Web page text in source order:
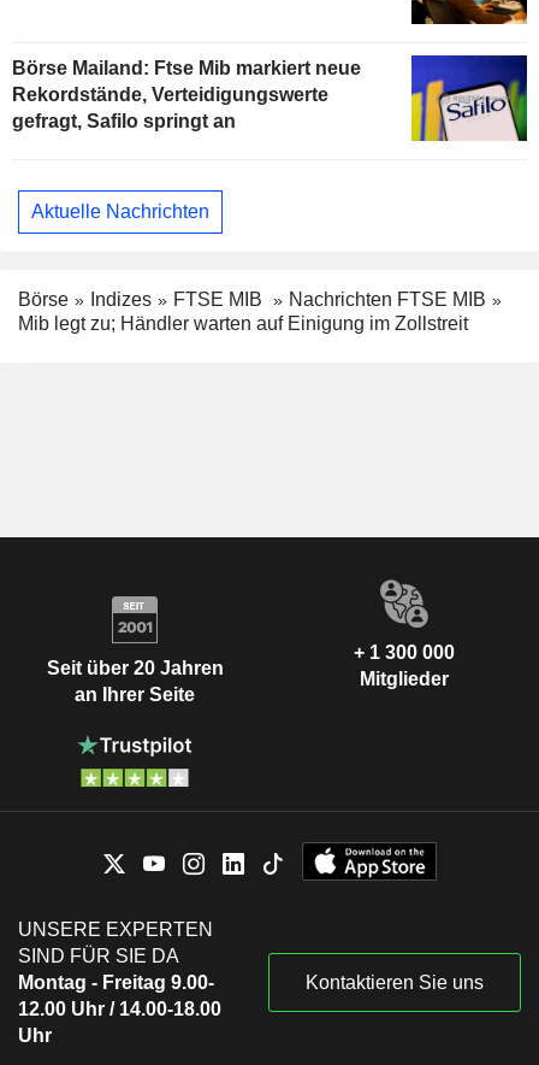
Börse Mailand: Ftse Mib markiert neue
Rekordstände, Verteidigungswerte
gefragt, Safilo springt an
Aktuelle Nachrichten
Börse Indizes FTSE MIB
Nachrichten FTSE MIB
Mib legt zu; Händler warten auf Einigung im Zollstreit
Seit über 20 Jahren
an Ihrer Seite
+ 1 300 000
Mitglieder
UNSERE EXPERTEN
SIND FÜR SIE DA
Montag - Freitag 9.00-
12.00 Uhr / 14.00-18.00
Uhr
Kontaktieren Sie uns